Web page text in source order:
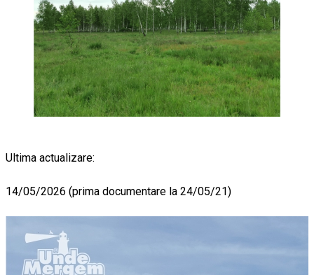
Ultima actualizare:
14/05/2026 (prima documentare la 24/05/21)